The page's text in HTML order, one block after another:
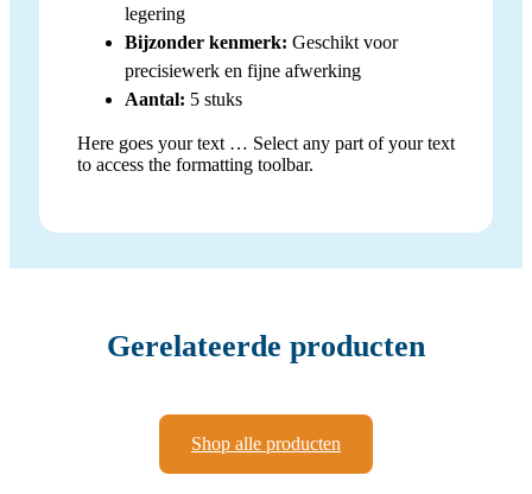
legering
Bijzonder kenmerk: Geschikt voor
precisiewerk en fijne afwerking
Aantal: 5 stuks
Here goes your text … Select any part of your text
to access the formatting toolbar.
Gerelateerde producten
Shop alle producten